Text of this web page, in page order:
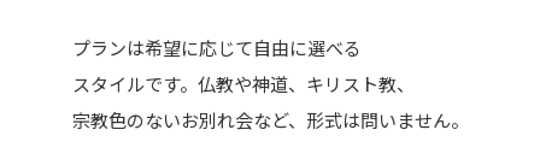
プランは希望に応じて自由に選べる
スタイルです。仏教や神道、キリスト教、
宗教色のないお別れ会など、形式は問いません。